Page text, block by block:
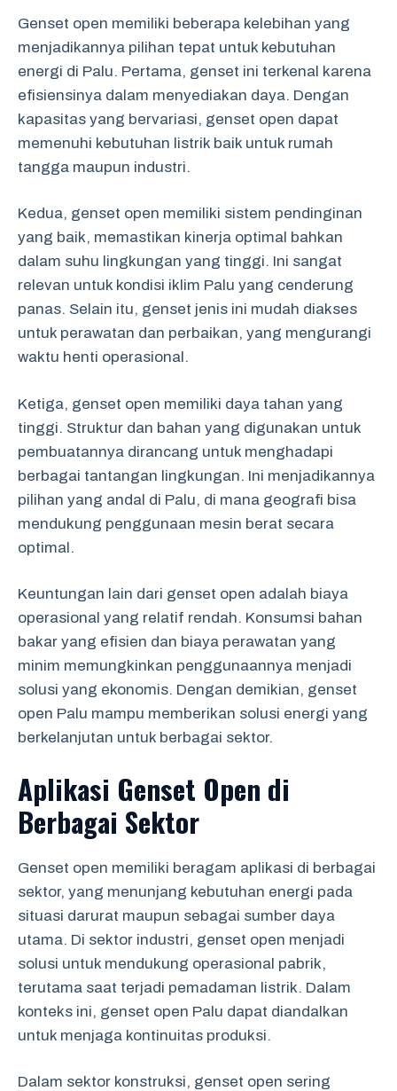
Genset open memiliki beberapa kelebihan yang
menjadikannya pilihan tepat untuk kebutuhan
energi di Palu. Pertama, genset ini terkenal karena
efisiensinya dalam menyediakan daya. Dengan
kapasitas yang bervariasi, genset open dapat
memenuhi kebutuhan listrik baik untuk rumah
tangga maupun industri.
Kedua, genset open memiliki sistem pendinginan
yang baik, memastikan kinerja optimal bahkan
dalam suhu lingkungan yang tinggi. Ini sangat
relevan untuk kondisi iklim Palu yang cenderung
panas. Selain itu, genset jenis ini mudah diakses
untuk perawatan dan perbaikan, yang mengurangi
waktu henti operasional.
Ketiga, genset open memiliki daya tahan yang
tinggi. Struktur dan bahan yang digunakan untuk
pembuatannya dirancang untuk menghadapi
berbagai tantangan lingkungan. Ini menjadikannya
pilihan yang andal di Palu, di mana geografi bisa
mendukung penggunaan mesin berat secara
optimal.
Keuntungan lain dari genset open adalah biaya
operasional yang relatif rendah. Konsumsi bahan
bakar yang efisien dan biaya perawatan yang
minim memungkinkan penggunaannya menjadi
solusi yang ekonomis. Dengan demikian, genset
open Palu mampu memberikan solusi energi yang
berkelanjutan untuk berbagai sektor.
Aplikasi Genset Open di
Berbagai Sektor
Genset open memiliki beragam aplikasi di berbagai
sektor, yang menunjang kebutuhan energi pada
situasi darurat maupun sebagai sumber daya
utama. Di sektor industri, genset open menjadi
solusi untuk mendukung operasional pabrik,
terutama saat terjadi pemadaman listrik. Dalam
konteks ini, genset open Palu dapat diandalkan
untuk menjaga kontinuitas produksi.
Dalam sektor konstruksi, genset open sering